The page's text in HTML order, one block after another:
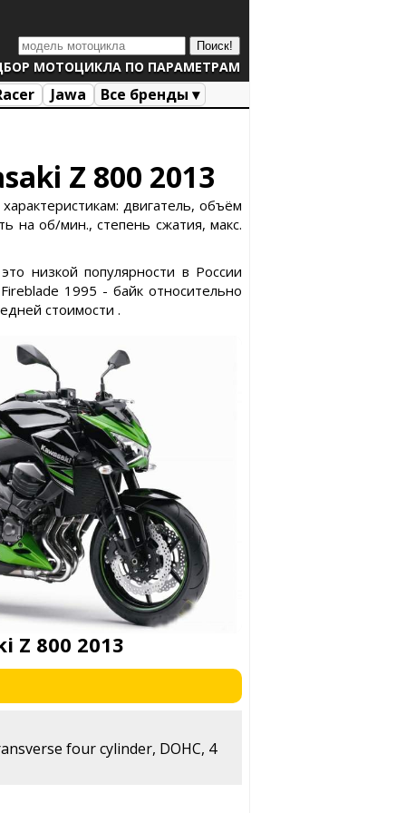
МОТОЦИКЛА ПО ПАРАМЕТРАМ
Jawa Все бренды ▾
Z 800 2013
двигатель, объём
на об/мин., степень сжатия, макс.
низкой популярности в России
1995 - байк относительно
стоимости .
Z 800 2013
four cylinder, DOHC, 4